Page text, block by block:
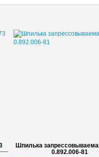
Шпилька
0.892.006-81